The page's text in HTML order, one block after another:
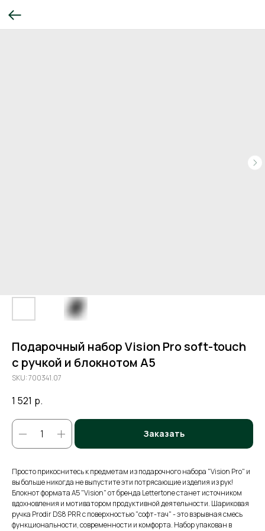
Подарочный набор Vision Pro soft-touch
с ручкой и блокнотом А5
SKU:700341.07
1 521 р.
Заказать
Просто прикоснитесь к предметам из подарочного набора "Vision Pro" и
вы больше никогда не выпустите эти потрясающие изделия из рук!
Блокнот формата А5 "Vision" от бренда Lettertone станет источником
вдохновления и мотиватором продуктивной деятельности. Шариковая
ручка Prodir DS8 PRR с поверхностью "софт-тач" - это взрывная смесь
функциональности, современности и комфорта. Набор упакован в